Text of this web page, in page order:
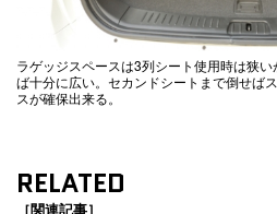
ラゲッジスペースは3列シート使用時は狭
ば十分に広い。セカンドシートまで倒せば
スが確保出来る。
RELATED
［関連記事］